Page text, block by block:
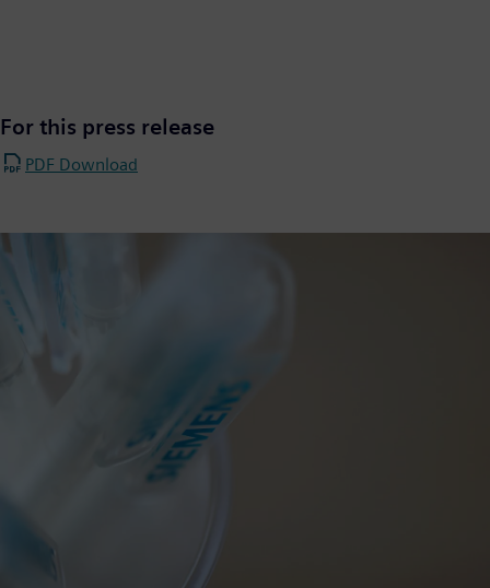
For this press release
PDF Download